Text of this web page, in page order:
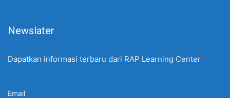
Newslater
Dapatkan informasi terbaru dari RAP Learning Center
Email